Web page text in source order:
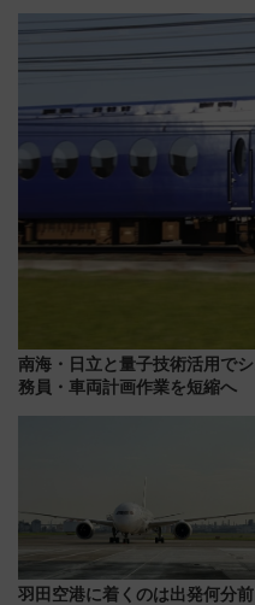
やり＆スタミナグルメ」6選【新
店舗も！】
南海・日立と量子技術活用で
務員・車両計画作業を短縮へ
羽田空港に着くのは出発何分前